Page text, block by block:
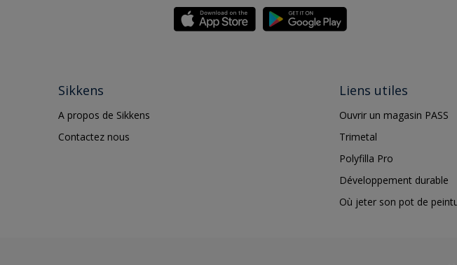
Sikkens
A propos de Sikkens
Contactez nous
Liens utiles
Ouvrir un magasin PASS
Trimetal
Polyfilla Pro
Développement durable
Où jeter son pot de